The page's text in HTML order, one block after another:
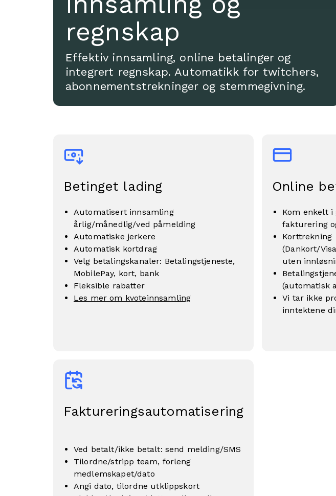
regnskap
Effektiv innsamling, online betalinger og
integrert regnskap. Automatikk for twitchers,
abonnementstrekninger og stemmegivning.
Betinget lading
Automatisert innsamling
årlig/månedlig/ved påmelding
Automatiske jerkere
Automatisk kortdrag
Velg betalingskanaler: Betalingstjeneste,
MobilePay, kort, bank
Fleksible rabatter
Les mer om kvoteinnsamling
Online
Kom enkelt i
fakturering
Korttrekning
(Dankort/
uten
(automatisk
Vi tar ikke
inntektene
Faktureringsautomatisering
Ved betalt/ikke betalt: send melding/SMS
Tilordne/stripp team, forleng
medlemskapet/dato
Angi dato, tilordne utklippskort